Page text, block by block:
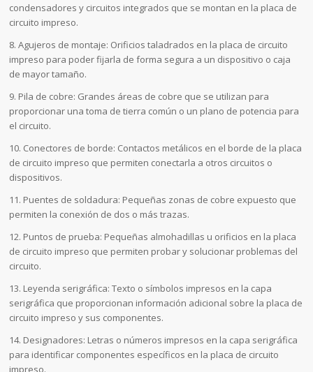
condensadores y circuitos integrados que se montan en la placa de
circuito impreso.
8. Agujeros de montaje: Orificios taladrados en la placa de circuito
impreso para poder fijarla de forma segura a un dispositivo o caja
de mayor tamaño.
9. Pila de cobre: Grandes áreas de cobre que se utilizan para
proporcionar una toma de tierra común o un plano de potencia para
el circuito.
10. Conectores de borde: Contactos metálicos en el borde de la placa
de circuito impreso que permiten conectarla a otros circuitos o
dispositivos.
11. Puentes de soldadura: Pequeñas zonas de cobre expuesto que
permiten la conexión de dos o más trazas.
12. Puntos de prueba: Pequeñas almohadillas u orificios en la placa
de circuito impreso que permiten probar y solucionar problemas del
circuito.
13. Leyenda serigráfica: Texto o símbolos impresos en la capa
serigráfica que proporcionan información adicional sobre la placa de
circuito impreso y sus componentes.
14. Designadores: Letras o números impresos en la capa serigráfica
para identificar componentes específicos en la placa de circuito
impreso.